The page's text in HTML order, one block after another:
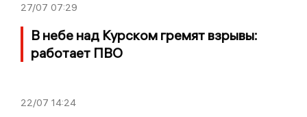
27/07 07:29
В небе над Курском гремят взрывы:
работает ПВО
22/07 14:24